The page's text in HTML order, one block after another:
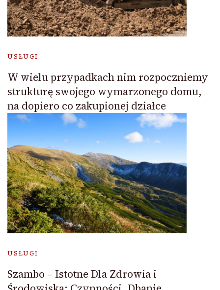
USŁUGI
W wielu przypadkach nim rozpoczniemy
strukturę swojego wymarzonego domu,
na dopiero co zakupionej działce
USŁUGI
Szambo – Istotne Dla Zdrowia i